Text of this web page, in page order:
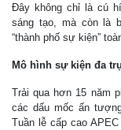
Đây không chỉ là cú
sáng tạo, mà còn là
“thành phố sự kiện”
Mô hình sự kiện đa
Trải qua hơn 15 năm
các dấu mốc ấn
Tuần lễ cấp cao